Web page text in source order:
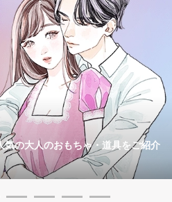
気の大人のおもちゃ・道具をご紹介